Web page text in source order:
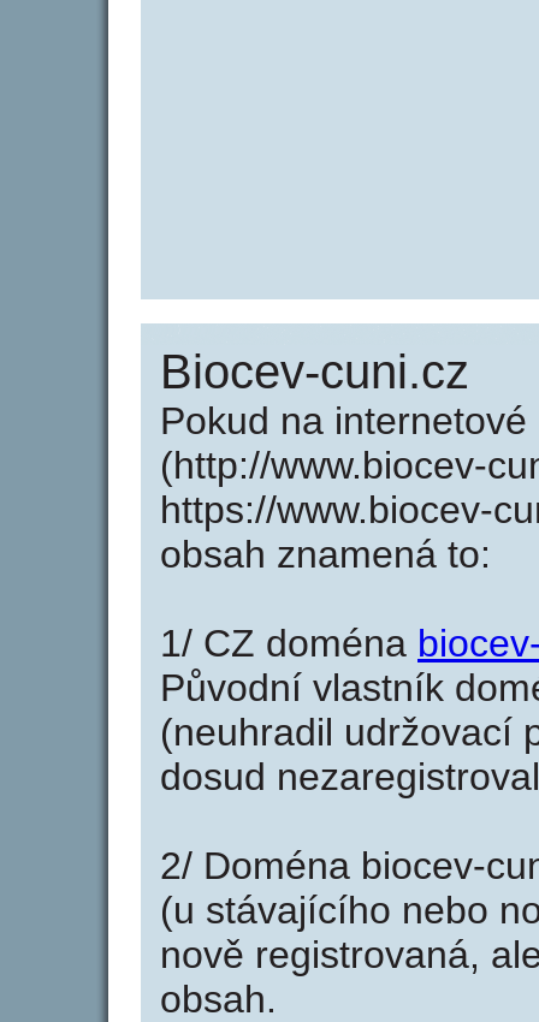
Biocev-cuni.cz
Pokud na
(http://www.biocev-
https://www.biocev-
obsah znamená to:
1/ CZ doména
Původní vlastník
(neuhradil udržovací
dosud
2/ Doména biocev-
(u stávajícího nebo
nově registrovaná,
obsah.